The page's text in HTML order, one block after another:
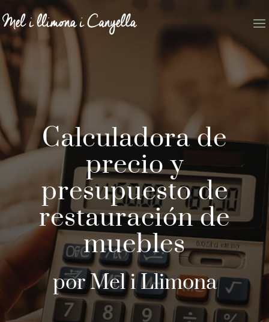
Calculadora de
precio y
presupuesto de
restauración de
muebles
por Mel i Llimona